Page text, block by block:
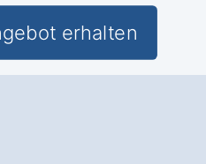
erhalten